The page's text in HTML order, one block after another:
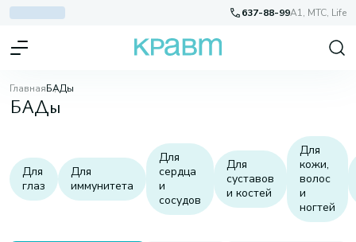
637-88-99A1, МТС, Life
ГлавнаяБАДы
БАДы
Для
глаз
Для
иммунитета
Для
сердца
и
сосудов
Для
суставов
и костей
Для
кожи,
волос
и
ногтей